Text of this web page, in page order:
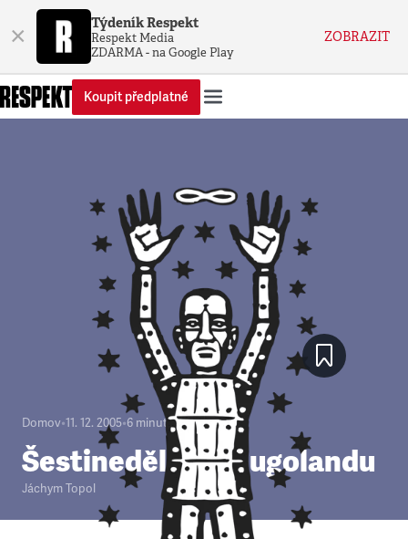
× Týdeník Respekt
Respekt Media
ZDARMA - na Google Play
ZOBRAZIT
Koupit předplatné
Domov•11. 12. 2005•6 minut
Šestinedělka v Gugolandu
Jáchym Topol